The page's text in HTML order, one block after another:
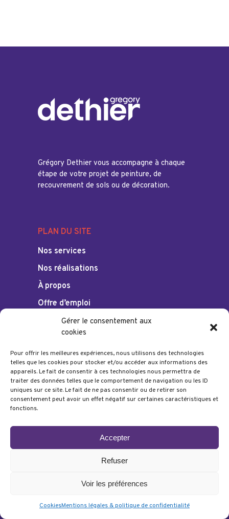
Gérer le consentement aux
cookies
Pour offrir les meilleures expériences, nous utilisons des technologies
telles que les cookies pour stocker et/ou accéder aux informations des
appareils. Le fait de consentir à ces technologies nous permettra de
traiter des données telles que le comportement de navigation ou les ID
uniques sur ce site. Le fait de ne pas consentir ou de retirer son
consentement peut avoir un effet négatif sur certaines caractéristiques et
fonctions.
Accepter
Refuser
Voir les préférences
CookiesMentions légales & politique de confidentialité
Grégory Dethier vous accompagne à chaque
étape de votre projet de peinture, de
recouvrement de sols ou de décoration.
PLAN DU SITE
Nos services
Nos réalisations
À propos
Offre d’emploi
SUIVEZ-NOUS
Mentions légales & politique de confidentialité
Gregory DethierTous droits réservés • Design